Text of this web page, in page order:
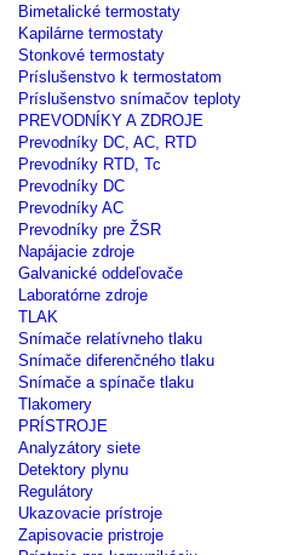
Bimetalické termostaty
Kapilárne termostaty
Stonkové termostaty
Príslušenstvo k termostatom
Príslušenstvo snímačov teploty
PREVODNÍKY A ZDROJE
Prevodníky DC, AC, RTD
Prevodníky RTD, Tc
Prevodníky DC
Prevodníky AC
Prevodníky pre ŽSR
Napájacie zdroje
Galvanické oddeľovače
Laboratórne zdroje
TLAK
Snímače relatívneho tlaku
Snímače diferenčného tlaku
Snímače a spínače tlaku
Tlakomery
PRÍSTROJE
Analyzátory siete
Detektory plynu
Regulátory
Ukazovacie prístroje
Zapisovacie pristroje